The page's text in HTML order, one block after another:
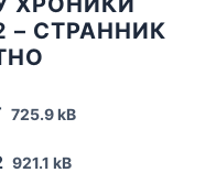
СТРАННИК
725.9 kB
921.1 kB